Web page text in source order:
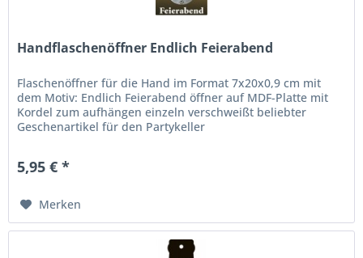
Handflaschenöffner Endlich Feierabend
Flaschenöffner für die Hand im Format 7x20x0,9 cm mit
dem Motiv: Endlich Feierabend öffner auf MDF-Platte mit
Kordel zum aufhängen einzeln verschweißt beliebter
Geschenartikel für den Partykeller
5,95 € *
Merken